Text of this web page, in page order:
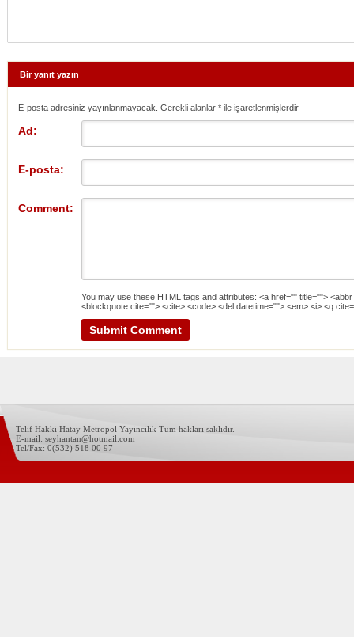
Bir yanıt yazın
E-posta adresiniz yayınlanmayacak. Gerekli alanlar * ile işaretlenmişlerdir
Ad:
E-posta:
Comment:
You may use these HTML tags and attributes: <a href="" title="">
<blockquote cite=""> <cite> <code> <del datetime=""> <em> <i> <q
Telif Hakki Hatay Metropol Yayincilik Tüm hakları saklıdır.
E-mail: seyhantan@hotmail.com
Tel/Fax: 0(532) 518 00 97